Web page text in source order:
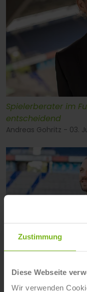
Zustimmung
Diese Webseite
Wir verwenden
Spielerberater im
entscheidend
Andreas Gohritz - 03.